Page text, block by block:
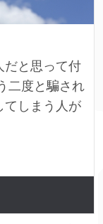
だと思って付
二度と騙され
てしまう人が